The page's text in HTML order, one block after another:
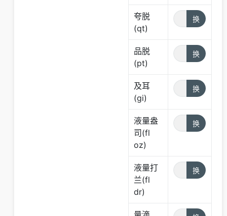
夸脱
(qt)
品脱
(pt)
及耳
(gi)
液量盎
司(fl
oz)
液量打
兰(fl
dr)